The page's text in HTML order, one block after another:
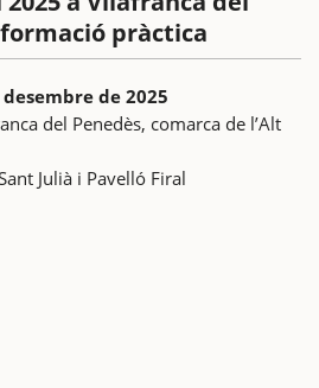
pràctica
de 2025
del Penedès, comarca de l’Alt
Julià i Pavelló Firal